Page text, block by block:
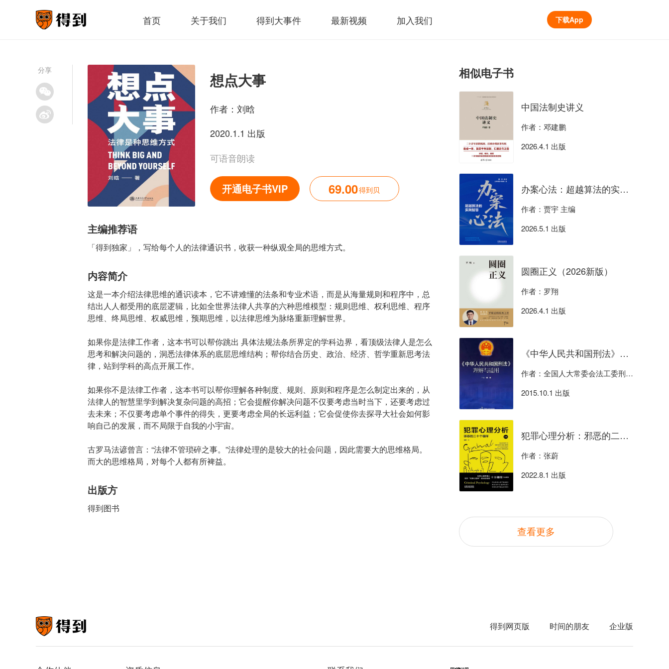
首页 关于我们 得到大事件 最新视频 加入我们 下载App
分享
想点大事
作者： 刘晗
2020.1.1 出版
可语音朗读
开通电子书VIP 69.00得到贝
主编推荐语
「得到独家」，写给每个人的法律通识书，收获一种纵观全局的思维方式。
内容简介
这是一本介绍法律思维的通识读本，它不讲难懂的法条和专业术语，而是从海量规则和程序中，总
结出人人都受用的底层逻辑，比如全世界法律人共享的六种思维模型：规则思维、权利思维、程序
思维、终局思维、权威思维，预期思维，以法律思维为脉络重新理解世界。
如果你是法律工作者，这本书可以帮你跳出 具体法规法条所界定的学科边界，看顶级法律人是怎么
思考和解决问题的，洞悉法律体系的底层思维结构；帮你结合历史、政治、经济、哲学重新思考法
律，站到学科的高点开展工作。
如果你不是法律工作者，这本书可以帮你理解各种制度、规则、原则和程序是怎么制定出来的，从
法律人的智慧里学到解决复杂问题的高招；它会提醒你解决问题不仅要考虑当时当下，还要考虑过
去未来；不仅要考虑单个事件的得失，更要考虑全局的长远利益；它会促使你去探寻大社会如何影
响自己的发展，而不局限于自我的小宇宙。
古罗马法谚曾言：“法律不管琐碎之事。”法律处理的是较大的社会问题，因此需要大的思维格局。
而大的思维格局，对每个人都有所裨益。
出版方
得到图书
相似电子书
中国法制史讲义
作者：邓建鹏
2026.4.1 出版
办案心法：超越算法的实践智慧
作者：贾宇 主编
2026.5.1 出版
圆圈正义（2026新版）
作者：罗翔
2026.4.1 出版
《中华人民共和国刑法》理解与适用
作者：全国人大常委会法工委刑法室
2015.10.1 出版
犯罪心理分析：邪恶的二十个模样（第2版）
作者：张蔚
2022.8.1 出版
查看更多
得到网页版 时间的朋友 企业版